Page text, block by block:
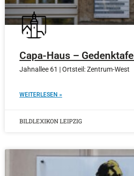
Capa-Haus – Gedenktafel
Jahnallee 61 | Ortsteil: Zentrum-West
WEITERLESEN »
BILDLEXIKON LEIPZIG